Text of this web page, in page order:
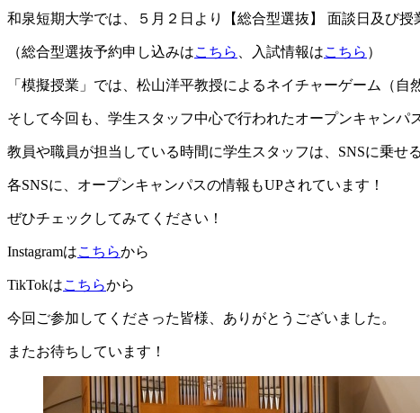
和泉短期大学では、５月２日より【総合型選抜】 面談日及び
（総合型選抜予約申し込みはこちら 、入試情報はこちら ）
「模擬授業」では、松山洋平教授によるネイチャーゲーム（
そして今回も、学生スタッフ中心で行われたオープンキャンパス
教員や職員が担当している時間に学生スタッフは、SNSに乗
各SNSに、オープンキャンパスの情報もUPされています！
ぜひチェックしてみてください！
Instagramはこちらから
TikTokはこちらから
今回ご参加してくださった皆様、ありがとうございました。
またお待ちしています！